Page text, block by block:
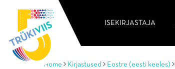
ISEKIRJASTAJA
Home Kirjastused Eostre (eesti keeles)